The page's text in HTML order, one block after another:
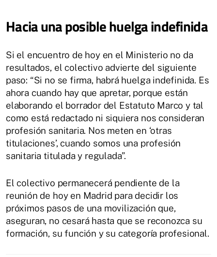
Hacia una posible huelga indefinida
Si el encuentro de hoy en el Ministerio no da
resultados, el colectivo advierte del siguiente
paso: “Si no se firma, habrá huelga indefinida. Es
ahora cuando hay que apretar, porque están
elaborando el borrador del Estatuto Marco y tal
como está redactado ni siquiera nos consideran
profesión sanitaria. Nos meten en ‘otras
titulaciones’, cuando somos una profesión
sanitaria titulada y regulada”.
El colectivo permanecerá pendiente de la
reunión de hoy en Madrid para decidir los
próximos pasos de una movilización que,
aseguran, no cesará hasta que se reconozca su
formación, su función y su categoría profesional.